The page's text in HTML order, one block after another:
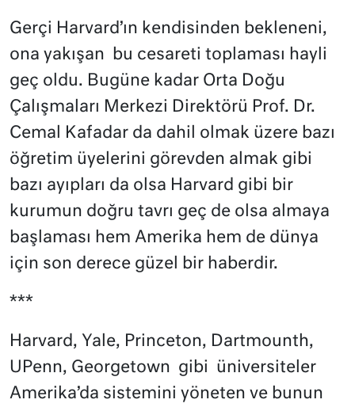
Gerçi Harvard’ın kendisinden bekleneni,
ona yakışan bu cesareti toplaması hayli
geç oldu. Bugüne kadar Orta Doğu
Çalışmaları Merkezi Direktörü Prof. Dr.
Cemal Kafadar da dahil olmak üzere bazı
öğretim üyelerini görevden almak gibi
bazı ayıpları da olsa Harvard gibi bir
kurumun doğru tavrı geç de olsa almaya
başlaması hem Amerika hem de dünya
için son derece güzel bir haberdir.
***
Harvard, Yale, Princeton, Dartmounth,
UPenn, Georgetown gibi
üniversiteler
Amerika’da sistemini yöneten ve bunun